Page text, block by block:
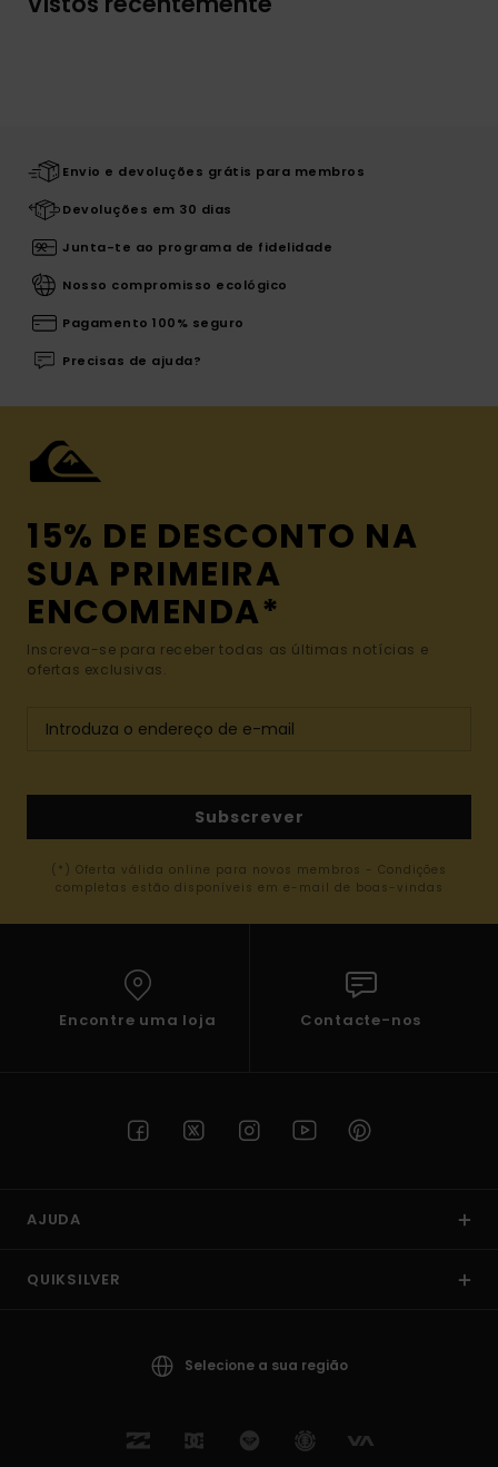
Envio e devoluções grátis para membros
Devoluções em 30 dias
Junta-te ao programa de fidelidade
Nosso compromisso ecológico
Pagamento 100% seguro
Precisas de ajuda?
15% DE DESCONTO NA
SUA PRIMEIRA
ENCOMENDA*
Inscreva-se para receber todas as últimas notícias e
ofertas exclusivas.
Subscrever
(*) Oferta válida online para novos membros - Condições
completas estão disponíveis em e-mail de boas-vindas
Encontre uma loja Contacte-nos
AJUDA
QUIKSILVER
Selecione a sua região